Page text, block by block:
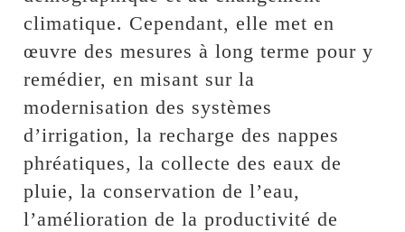
climatique. Cependant, elle met en
œuvre des mesures à long terme pour y
remédier, en misant sur la
modernisation des systèmes
d’irrigation, la recharge des nappes
phréatiques, la collecte des eaux de
pluie, la conservation de l’eau,
l’amélioration de la productivité de